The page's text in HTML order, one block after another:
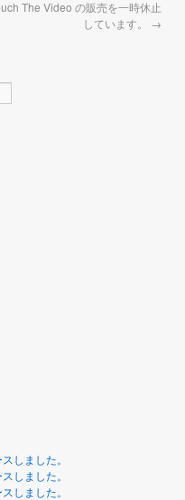
The Video の販売を一時休止
しています。 →
しました。
しました。
しました。